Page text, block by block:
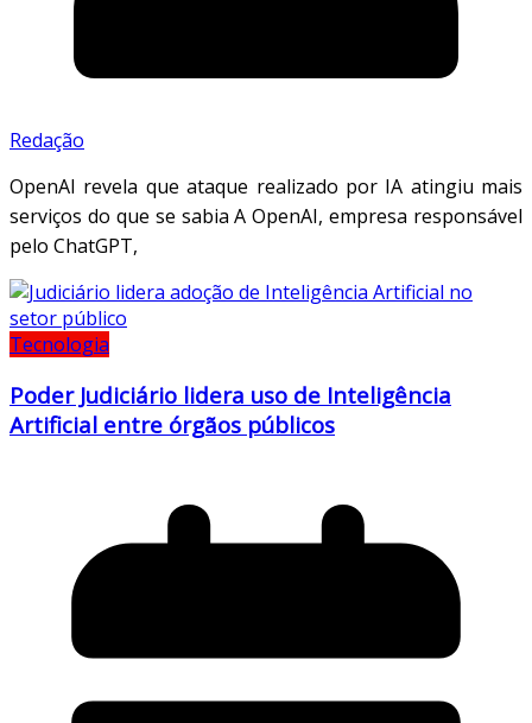
Redação
OpenAI revela que ataque realizado por IA atingiu mais
serviços do que se sabia A OpenAI, empresa responsável
pelo ChatGPT,
Tecnologia
Poder Judiciário lidera uso de Inteligência
Artificial entre órgãos públicos